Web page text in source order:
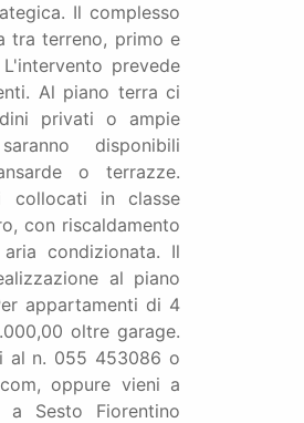
Il complesso
tra terreno, primo e
prevede
Al piano terra ci
privati o ampie
disponibili
o terrazze.
in classe
con riscaldamento
condizionata. Il
al piano
appartamenti di 4
oltre garage.
al n. 055 453086 o
oppure vieni a
Sesto Fiorentino